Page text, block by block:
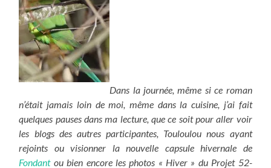
Dans la journée, même si ce roman
n’était jamais loin de moi, même dans la cuisine, j’ai fait
quelques pauses dans ma lecture, que ce soit pour aller voir
les blogs des autres participantes, Touloulou nous ayant
rejoints ou visionner la nouvelle capsule hivernale de
Fondantou bien encore les photos « Hiver » du Projet 52-